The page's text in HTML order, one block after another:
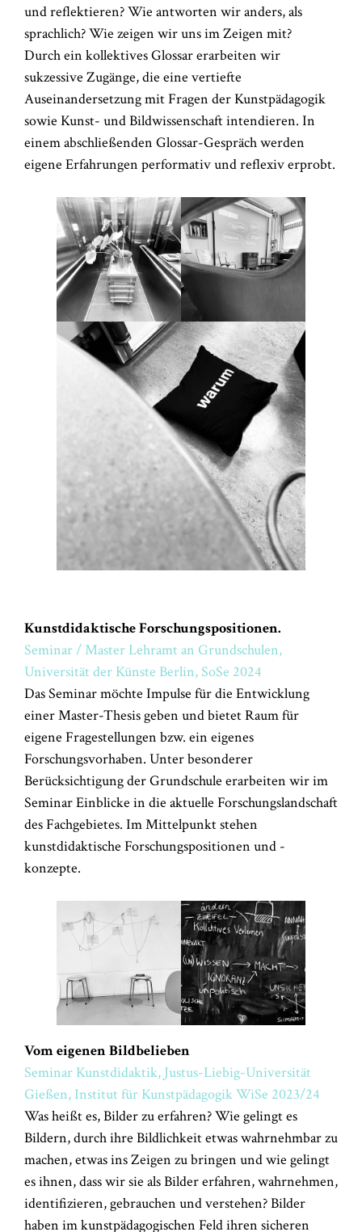
und reflektieren? Wie antworten wir anders, als
sprachlich? Wie zeigen wir uns im Zeigen mit?
Durch ein kollektives Glossar erarbeiten wir
sukzessive Zugänge, die eine vertiefte
Auseinandersetzung mit Fragen der Kunstpädagogik
sowie Kunst- und Bildwissenschaft intendieren. In
einem abschließenden Glossar-Gespräch werden
eigene Erfahrungen performativ und reflexiv erprobt.
Kunstdidaktische Forschungspositionen.
Seminar / Master Lehramt an Grundschulen,
Universität der Künste Berlin, SoSe 2024
Das Seminar möchte Impulse für die Entwicklung
einer Master-Thesis geben und bietet Raum für
eigene Fragestellungen bzw. ein eigenes
Forschungsvorhaben. Unter besonderer
Berücksichtigung der Grundschule erarbeiten wir im
Seminar Einblicke in die aktuelle Forschungslandschaft
des Fachgebietes. Im Mittelpunkt stehen
kunstdidaktische Forschungspositionen und -
konzepte.
Vom eigenen Bildbelieben
Seminar Kunstdidaktik, Justus-Liebig-Universität
Gießen, Institut für Kunstpädagogik WiSe 2023/24
Was heißt es, Bilder zu erfahren? Wie gelingt es
Bildern, durch ihre Bildlichkeit etwas wahrnehm­bar zu
machen, etwas ins Zeigen zu bringen und wie gelingt
es ihnen, dass wir sie als Bilder erfah­ren, wahrnehmen,
identifizieren, gebrauchen und verstehen? Bilder
haben im kunstpädagogischen Feld ihren sicheren